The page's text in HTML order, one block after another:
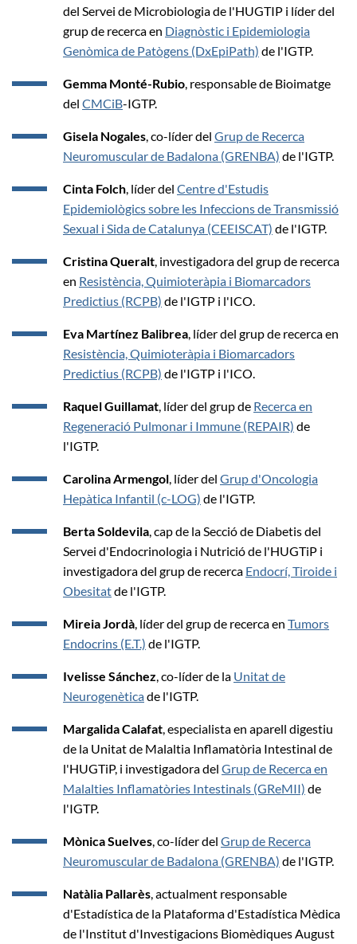
del Servei de Microbiologia de l'HUGTIP i líder del
grup de recerca en Diagnòstic i Epidemiologia
Genòmica de Patògens (DxEpiPath) de l'IGTP.
Gemma Monté-Rubio , responsable de Bioimatge
del CMCiB-IGTP.
Gisela Nogales , co-líder del Grup de Recerca
Neuromuscular de Badalona (GRENBA) de l'IGTP.
Cinta Folch , líder del Centre d'Estudis
Epidemiològics sobre les Infeccions de Transmissió
Sexual i Sida de Catalunya (CEEISCAT) de l'IGTP.
Cristina Queralt , investigadora del grup de recerca
en Resistència, Quimioteràpia i Biomarcadors
Predictius (RCPB) de l'IGTP i l'ICO.
Eva Martínez Balibrea , líder del grup de recerca en
Resistència, Quimioteràpia i Biomarcadors
Predictius (RCPB) de l'IGTP i l'ICO.
Raquel Guillamat , líder del grup de Recerca en
Regeneració Pulmonar i Immune (REPAIR) de
l'IGTP.
Carolina Armengol , líder del Grup d'Oncologia
Hepàtica Infantil (c-LOG) de l'IGTP.
Berta Soldevila , cap de la Secció de Diabetis del
Servei d'Endocrinologia i Nutrició de l'HUGTiP i
investigadora del grup de recerca Endocrí, Tiroide i
Obesitatde l'IGTP.
Mireia Jordà , líder del grup de recerca en Tumors
Endocrins (E.T.) de l'IGTP.
Ivelisse Sánchez , co-líder de la Unitat de
Neurogenèticade l'IGTP.
Margalida Calafat , especialista en aparell digestiu
de la Unitat de Malaltia Inflamatòria Intestinal de
l'HUGTiP, i investigadora del Grup de Recerca en
Malalties Inflamatòries Intestinals (GReMII) de
l'IGTP.
Mònica Suelves , co-líder del Grup de Recerca
Neuromuscular de Badalona (GRENBA) de l'IGTP.
Natàlia Pallarès , actualment responsable
d'Estadística de la Plataforma d'Estadística Mèdica
de l'Institut d'Investigacions Biomèdiques August